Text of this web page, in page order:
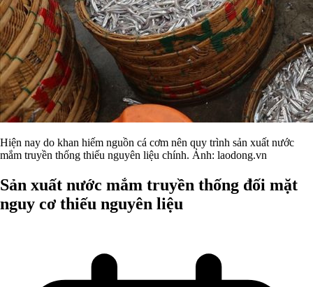
Hiện nay do khan hiếm nguồn cá cơm nên quy trình sản xuất nước
mắm truyền thống thiếu nguyên liệu chính. Ảnh: laodong.vn
Sản xuất nước mắm truyền thống đối mặt
nguy cơ thiếu nguyên liệu